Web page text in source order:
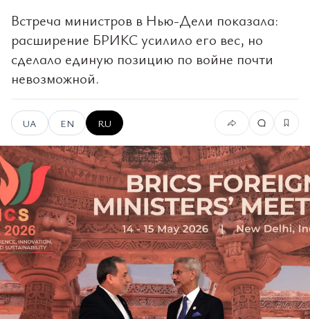
Встреча министров в Нью-Дели показала:
расширение БРИКС усилило его вес, но
сделало единую позицию по войне почти
невозможной.
UA EN RU